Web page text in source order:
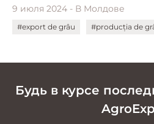
9 июля 2024 - В Молдове
#export de grâu #producția de
Будь в курсе